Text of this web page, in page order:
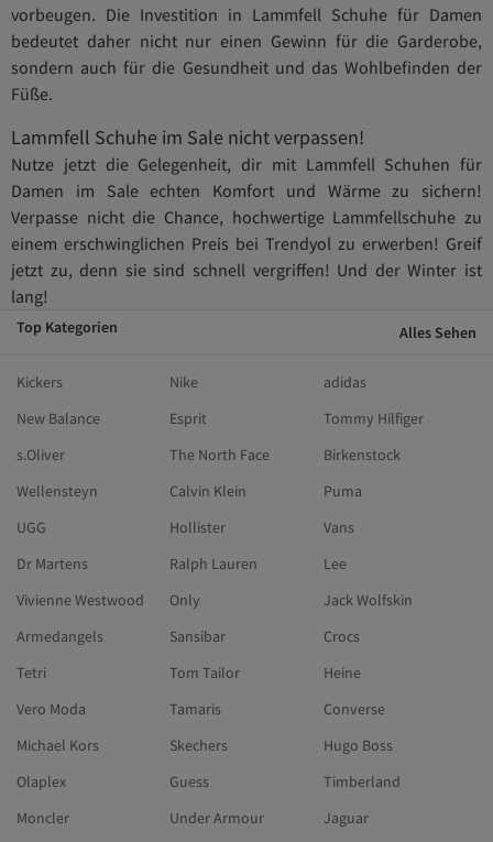
vorbeugen. Die Investition in Lammfell Schuhe für Damen
bedeutet daher nicht nur einen Gewinn für die Garderobe,
sondern auch für die Gesundheit und das Wohlbefinden der
Füße.
Lammfell Schuhe im Sale nicht verpassen!
Nutze jetzt die Gelegenheit, dir mit Lammfell Schuhen für
Damen im Sale echten Komfort und Wärme zu sichern!
Verpasse nicht die Chance, hochwertige Lammfellschuhe zu
einem erschwinglichen Preis bei Trendyol zu erwerben! Greif
jetzt zu, denn sie sind schnell vergriffen! Und der Winter ist
lang!
Top Kategorien Alles Sehen
Kickers Nike
adidas
New Balance
Esprit
Tommy Hilfiger
s.Oliver
The North Face
Birkenstock
Wellensteyn
Calvin Klein
Puma
UGG
Hollister
Vans
Dr Martens
Ralph Lauren
Lee
Vivienne Westwood
Only
Jack Wolfskin
Armedangels
Sansibar
Crocs
Tetri
Tom Tailor
Heine
Vero Moda
Tamaris
Converse
Michael Kors
Skechers
Hugo Boss
Olaplex
Guess
Timberland
Moncler
Under Armour
Jaguar